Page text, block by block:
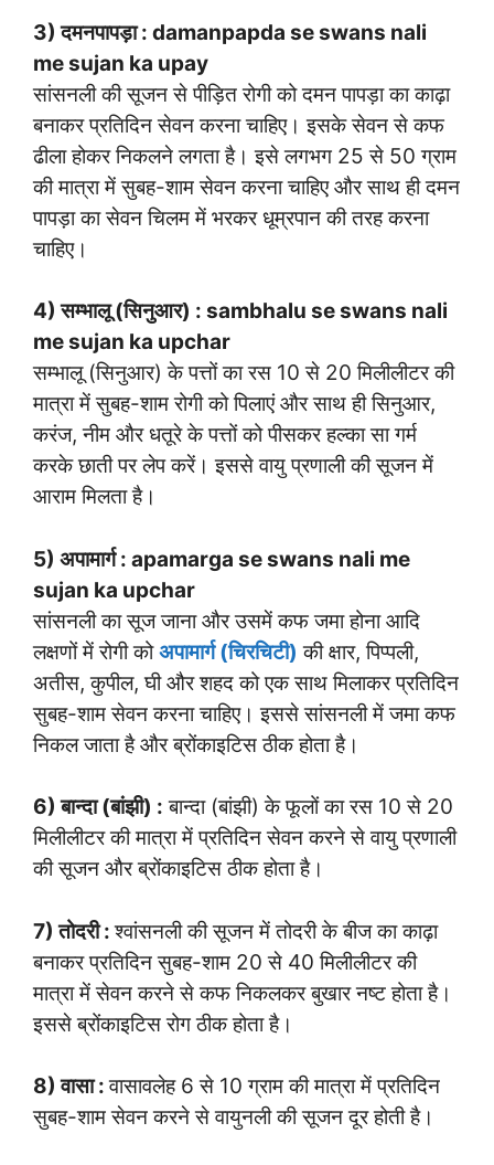
3) दमनपापड़ा : damanpapda se swans nali
me sujan ka upay
सांसनली की सूजन से पीड़ित रोगी को दमन पापड़ा का काढ़ा
बनाकर प्रतिदिन सेवन करना चाहिए। इसके सेवन से कफ
ढीला होकर निकलने लगता है। इसे लगभग 25 से 50 ग्राम
की मात्रा में सुबह-शाम सेवन करना चाहिए और साथ ही दमन
पापड़ा का सेवन चिलम में भरकर धूम्रपान की तरह करना
चाहिए।
4) सम्भालू (सिनुआर) : sambhalu se swans nali
me sujan ka upchar
सम्भालू (सिनुआर) के पत्तों का रस 10 से 20 मिलीलीटर की
मात्रा में सुबह-शाम रोगी को पिलाएं और साथ ही सिनुआर,
करंज, नीम और धतूरे के पत्तों को पीसकर हल्का सा गर्म
करके छाती पर लेप करें। इससे वायु प्रणाली की सूजन में
आराम मिलता है।
5) अपामार्ग : apamarga se swans nali me
sujan ka upchar
सांसनली का सूज जाना और उसमें कफ जमा होना आदि
लक्षणों में रोगी कोअपामार्ग (चिरचिटी) की क्षार, पिप्पली,
अतीस, कुपील, घी और शहद को एक साथ मिलाकर प्रतिदिन
सुबह-शाम सेवन करना चाहिए। इससे सांसनली में जमा कफ
निकल जाता है और ब्रोंकाइटिस ठीक होता है।
6) बान्दा (बांझी) : बान्दा (बांझी) के फूलों का रस 10 से 20
मिलीलीटर की मात्रा में प्रतिदिन सेवन करने से वायु प्रणाली
की सूजन और ब्रोंकाइटिस ठीक होता है।
7) तोदरी :श्वांसनली की सूजन में तोदरी के बीज का काढ़ा
बनाकर प्रतिदिन सुबह-शाम 20 से 40 मिलीलीटर की
मात्रा में सेवन करने से कफ निकलकर बुखार नष्ट होता है।
इससे ब्रोंकाइटिस रोग ठीक होता है।
8) वासा :वासावलेह 6 से 10 ग्राम की मात्रा में प्रतिदिन
सुबह-शाम सेवन करने से वायुनली की सूजन दूर होती है।